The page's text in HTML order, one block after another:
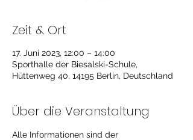
Zeit & Ort
17. Juni 2023, 12:00 – 14:00
Sporthalle der Biesalski-Schule,
Hüttenweg 40, 14195 Berlin, Deutschland
Über die Veranstaltung
Alle Informationen sind der